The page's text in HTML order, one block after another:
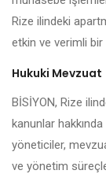
Rize ilindeki
etkin ve verimli
Hukuki Mevzuat
BİSİYON, Rize
kanunlar
yöneticiler,
ve yönetim